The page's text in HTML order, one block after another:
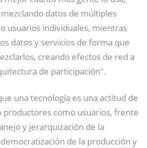
datos de múltiples
usuarios individuales, mientras
datos y servicios de forma que
creando efectos de red a
de participación".
una tecnología es una actitud de
productores como usuarios, frente
y jerarquización de la
de la producción y